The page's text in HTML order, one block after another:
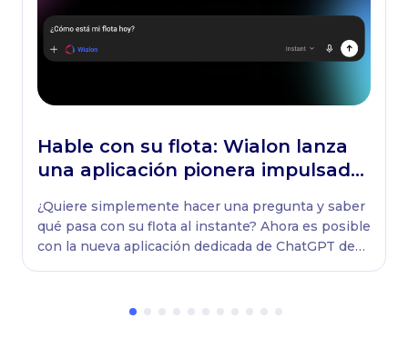
Hable con su flota: Wialon lanza
una aplicación pionera impulsada
¿Quiere simplemente hacer una pregunta y saber
qué pasa con su flota al instante? Ahora es posible
con la nueva aplicación dedicada de ChatGPT de